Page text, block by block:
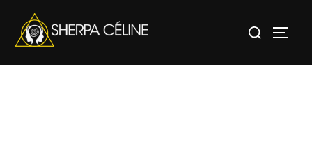
contenu
Rechercher :